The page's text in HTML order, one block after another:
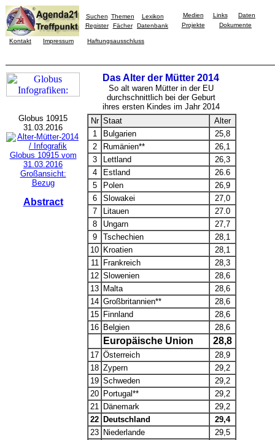
Suchen Themen
Lexikon
Register
Fächer Datenbank
Medien Links
Daten
Projekte
Dokumente
Kontakt Impressum Haftungsausschluss
Das Alter der Mütter 2014
So alt waren Mütter in der EU
durchschnittlich bei der Geburt
ihres ersten Kindes im Jahr 2014
Globus 10915
31.03.2016
Großansicht:
Bezug
Abstract
Nr Staat
Alter
1
Bulgarien
25,8
2
Rumänien**
26,1
3
Lettland
26,3
4
Estland
26.6
5
Polen
26,9
6
Slowakei
27,0
7
Litauen
27.0
8
Ungarn
27,7
9
Tschechien
28,1
10 Kroatien
28,1
11
Frankreich
28,3
12 Slowenien
28,6
13 Malta
28,6
14 Großbritannien**
28,6
15 Finnland
28,6
16 Belgien 28,6
Europäische Union 28,8
17 Österreich
28,9
18 Zypern
29,2
19 Schweden
29,2
20 Portugal**
29,2
21 Dänemark
29,2
22 Deutschland
29,4
23 Niederlande
29,5